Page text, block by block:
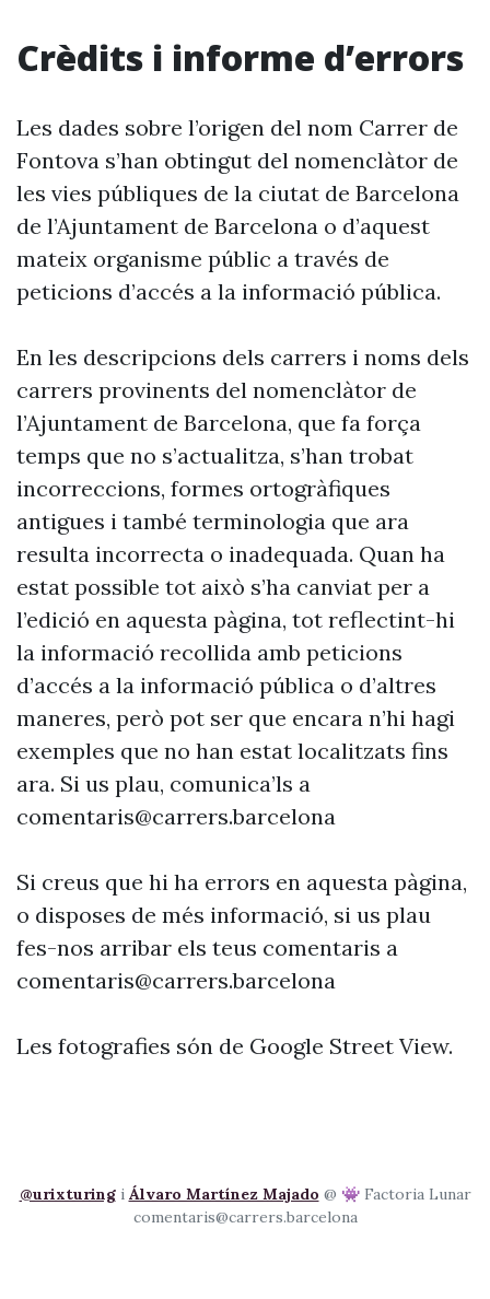
Crèdits i informe d’errors
Les dades sobre l’origen del nom Carrer de
Fontova s’han obtingut del nomenclàtor de
les vies públiques de la ciutat de Barcelona
de l’Ajuntament de Barcelona o d’aquest
mateix organisme públic a través de
peticions d’accés a la informació pública.
En les descripcions dels carrers i noms dels
carrers provinents del nomenclàtor de
l’Ajuntament de Barcelona, que fa força
temps que no s’actualitza, s’han trobat
incorreccions, formes ortogràfiques
antigues i també terminologia que ara
resulta incorrecta o inadequada. Quan ha
estat possible tot això s’ha canviat per a
l’edició en aquesta pàgina, tot reflectint-hi
la informació recollida amb peticions
d’accés a la informació pública o d’altres
maneres, però pot ser que encara n’hi hagi
exemples que no han estat localitzats fins
ara. Si us plau, comunica’ls a
comentaris@carrers.barcelona
Si creus que hi ha errors en aquesta pàgina,
o disposes de més informació, si us plau
fes-nos arribar els teus comentaris a
comentaris@carrers.barcelona
Les fotografies són de Google Street View.
@urixturingi Álvaro Martínez Majado @ 👾 Factoria Lunar
comentaris@carrers.barcelona